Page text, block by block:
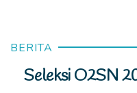
BERITA
Seleksi O2SN